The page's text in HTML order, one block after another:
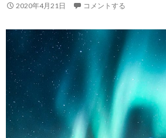
2020年4月21日 コメントする